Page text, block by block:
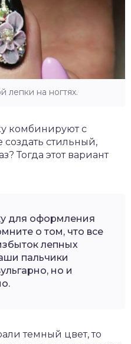
лепки на ногтях.
комбинируют с
стильный,
Тогда этот вариант
для оформления
о том, что все
лепных
пальчики
но и
темный цвет, то